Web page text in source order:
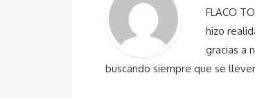
FLACO
hizo
gracias a
buscando siempre que se